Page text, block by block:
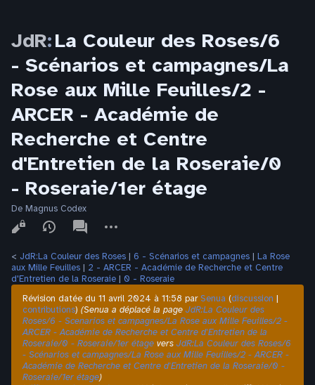
JdR:La Couleur des Roses/6
- Scénarios et campagnes/La
Rose aux Mille Feuilles/2 -
ARCER - Académie de
Recherche et Centre
d'Entretien de la Roseraie/0
- Roseraie/1er étage
De Magnus Codex
Affichages
associated-
pages
actions
< JdR:La Couleur des Roses ‎ | 6 - Scénarios et campagnes ‎ | La Rose
aux Mille Feuilles ‎ | 2 - ARCER - Académie de Recherche et Centre
d'Entretien de la Roseraie ‎ | 0 - Roseraie
Révision datée du 11 avril 2024 à 11:58 parSenua (discussion |
contributions) (Senua a déplacé la page JdR:La Couleur des
Roses/6 - Scenarios et campagnes/La Rose aux Mille Feuilles/2 -
ARCER - Académie de Recherche et Centre d'Entretien de la
Roseraie/0 - Roseraie/1er étage vers JdR:La Couleur des Roses/6
- Scénarios et campagnes/La Rose aux Mille Feuilles/2 - ARCER -
Académie de Recherche et Centre d'Entretien de la Roseraie/0 -
Roseraie/1er étage)